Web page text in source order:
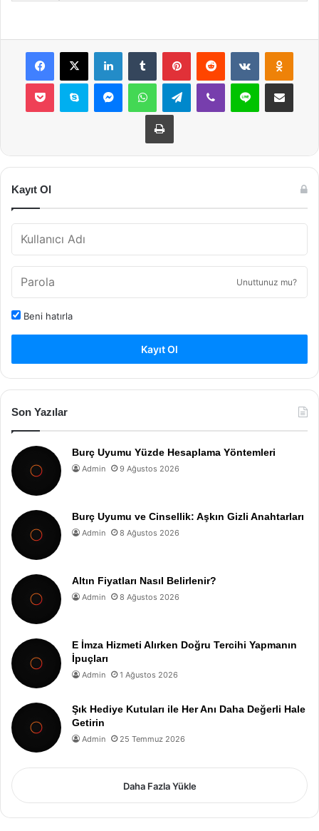
Facebook
X LinkedInTumblr PinterestReddit VKontakte
Pocket Skype MessengerWhatsAppTelegramViber Line E-Posta ile
Yazdır
Kayıt Ol
Unuttunuz mu?
Beni hatırla
Kayıt Ol
Son Yazılar
Burç Uyumu Yüzde Hesaplama Yöntemleri
Admin 9 Ağustos 2026
Burç Uyumu ve Cinsellik: Aşkın Gizli Anahtarları
Admin 8 Ağustos 2026
Altın Fiyatları Nasıl Belirlenir?
Admin 8 Ağustos 2026
E İmza Hizmeti Alırken Doğru Tercihi Yapmanın
İpuçları
Admin 1 Ağustos 2026
Şık Hediye Kutuları ile Her Anı Daha Değerli Hale
Getirin
Admin 25 Temmuz 2026
Daha Fazla Yükle